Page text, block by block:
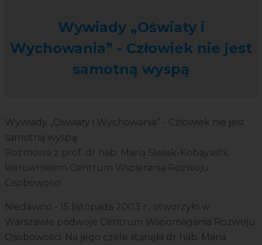
Wywiady „Oświaty i
Wychowania” - Człowiek nie jest
samotną wyspą
Wywiady „Oświaty i Wychowania” - Człowiek nie jest
samotną wyspą
Rozmowa z prof. dr hab. Marią Siwiak-Kobayashi,
kierownikiem Centrum Wspierania Rozwoju
Osobowości
Niedawno - 15 listopada 2003 r., otworzyło w
Warszawie podwoje Centrum Wspomagania Rozwoju
Osobowości. Na jego czele stanęła dr hab. Maria